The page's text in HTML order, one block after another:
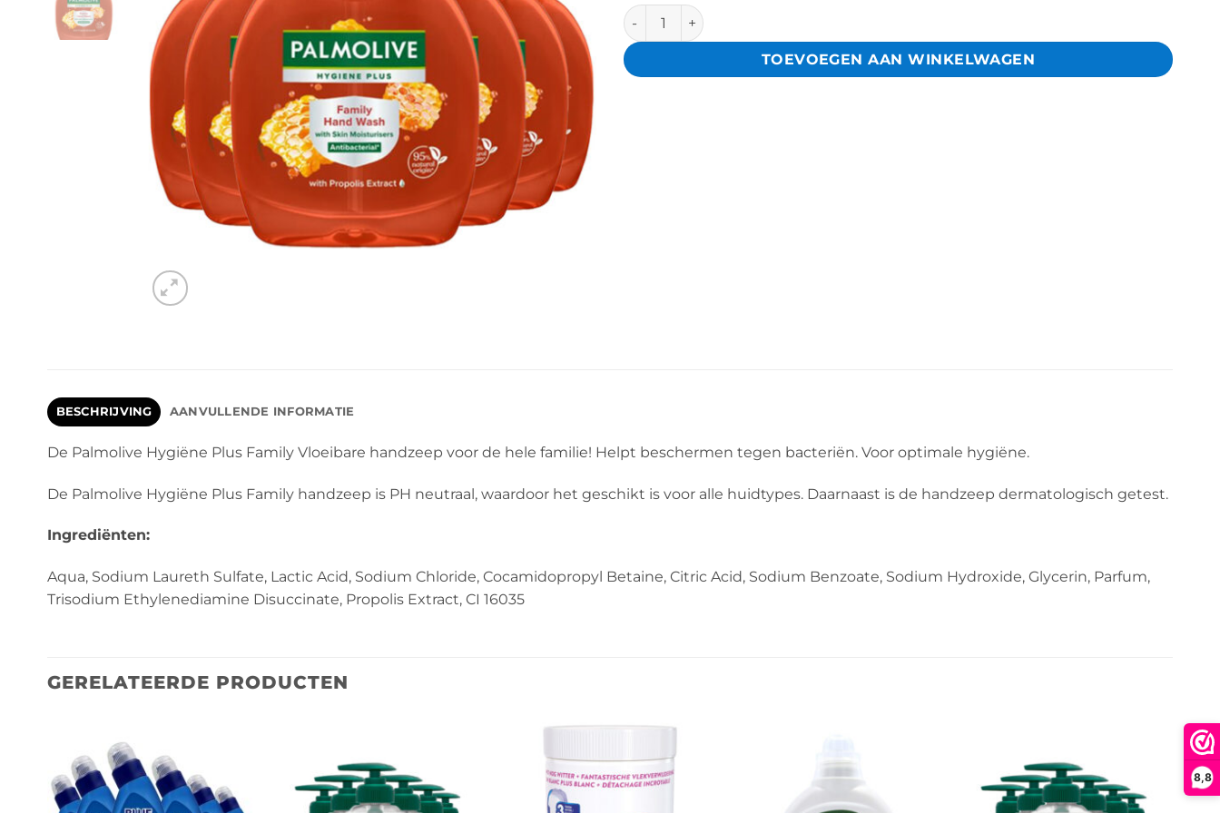
8,8
6x Palmolive Hygiëne Plus Family Handzeep 300 ml aantal
TOEVOEGEN AAN WINKELWAGEN
BESCHRIJVING AANVULLENDE INFORMATIE
De Palmolive Hygiëne Plus Family Vloeibare handzeep voor de hele familie! Helpt beschermen tegen bacteriën. Voor optimale hygiëne.
De Palmolive Hygiëne Plus Family handzeep is PH neutraal, waardoor het geschikt is voor alle huidtypes. Daarnaast is de handzeep dermatologisch getest.
Ingrediënten:
Aqua, Sodium Laureth Sulfate, Lactic Acid, Sodium Chloride, Cocamidopropyl Betaine, Citric Acid, Sodium Benzoate, Sodium Hydroxide, Glycerin, Parfum,
Trisodium Ethylenediamine Disuccinate, Propolis Extract, CI 16035
GERELATEERDE PRODUCTEN